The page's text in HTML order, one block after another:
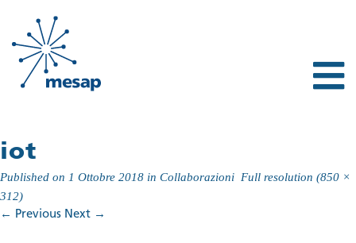
iot
Published on 1 Ottobre 2018 in Collaborazioni Full resolution (850 ×
312)
← Previous Next →